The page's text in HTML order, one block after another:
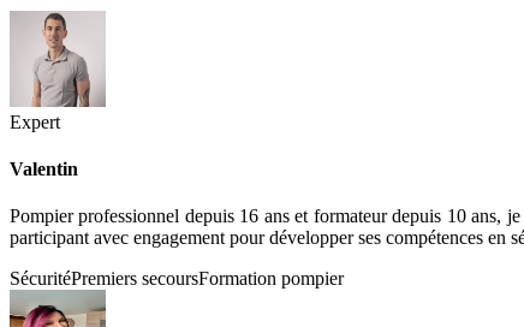
Expert
Valentin
Pompier professionnel depuis 16 ans et formateur depuis 10 ans,
participant avec engagement pour développer ses compétences en
SécuritéPremiers secoursFormation pompier